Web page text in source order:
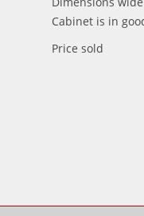
Cabinet is in
Price sold